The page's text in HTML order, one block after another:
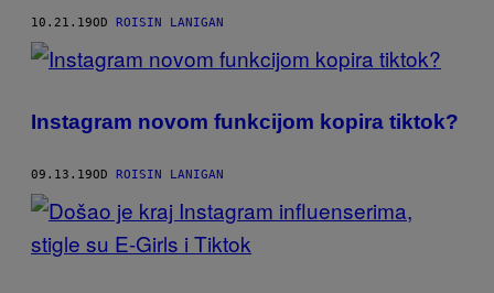
10.21.19OD ROISIN LANIGAN
Instagram novom funkcijom kopira tiktok?
09.13.19OD ROISIN LANIGAN